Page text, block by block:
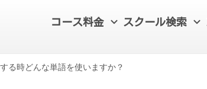
コース料金 スクール検索
る時どんな単語を使いますか？